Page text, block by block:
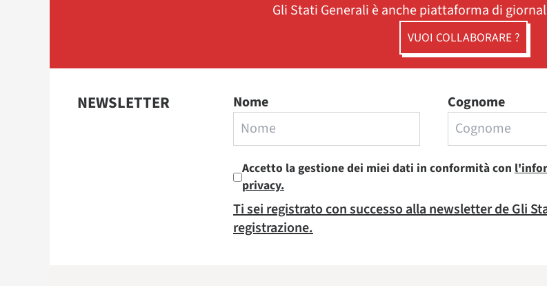
Gli Stati Generali è anche piattaforma di
VUOI COLLABORARE ?
NEWSLETTER Nome Cognome
Accetto la gestione dei miei dati in conformità con
privacy.
Ti sei registrato con successo alla newsletter de Gli
registrazione.